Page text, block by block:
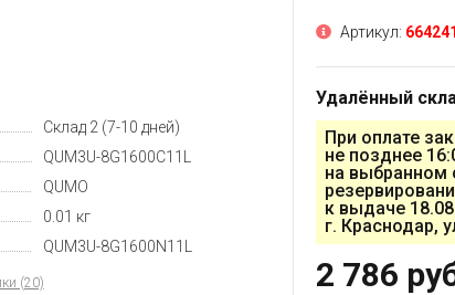
Склад 2 (7-10 дней)
QUM3U-8G1600C11L
QUMO
0.01 кг
QUM3U-8G1600N11L
(20)
Артикул:
Удалённый
При оплате
не позднее
на выбранном
к выдаче
г. Краснодар,
2 786